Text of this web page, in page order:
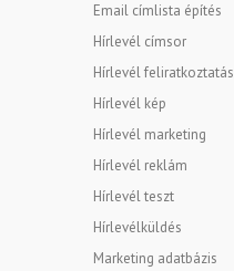
Email címlista építés
Hírlevél címsor
Hírlevél feliratkoztatás
Hírlevél kép
Hírlevél marketing
Hírlevél reklám
Hírlevél teszt
Hírlevélküldés
Marketing adatbázis